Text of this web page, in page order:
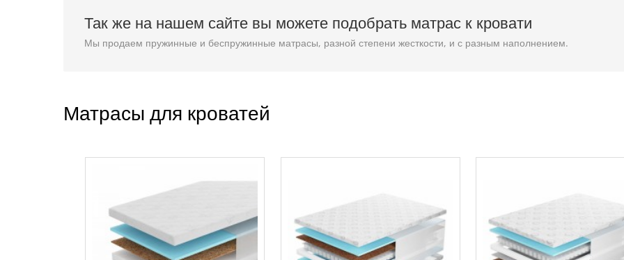
Так же на нашем сайте вы можете подобрать матрас к кровати
Мы продаем пружинные и беспружинные матрасы, разной степени жесткости, и с разным наполнением.
Матрасы для кроватей